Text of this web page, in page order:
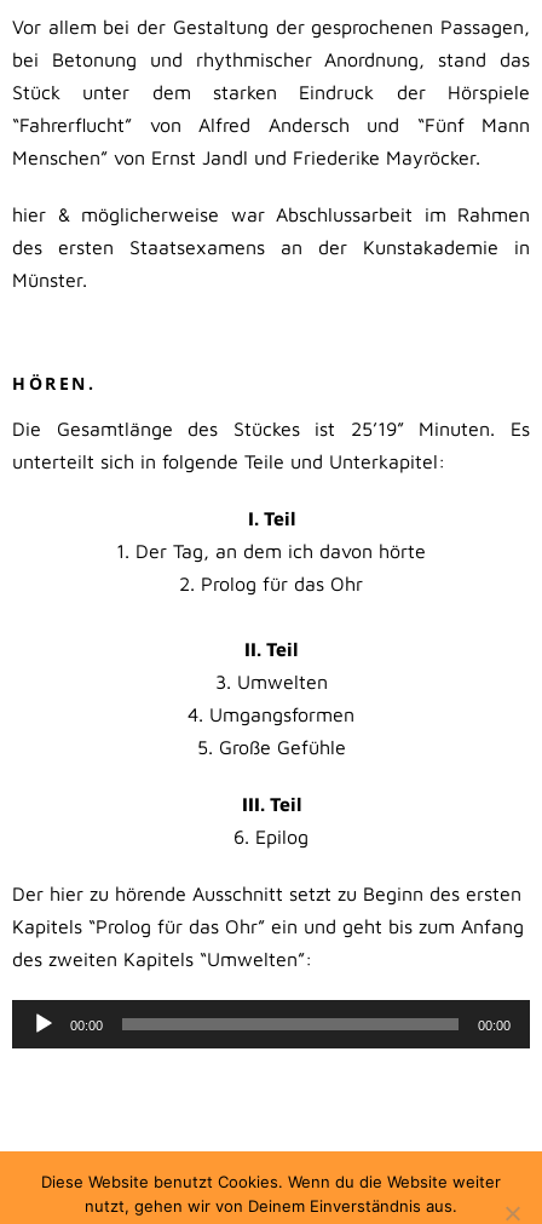
Vor allem bei der Gestaltung der gesprochenen Passagen,
bei Betonung und rhythmischer Anordnung, stand das
Stück unter dem starken Eindruck der Hörspiele
“Fahrerflucht” von Alfred Andersch und “Fünf Mann
Menschen” von Ernst Jandl und Friederike Mayröcker.
hier & möglicherweise war Abschlussarbeit im Rahmen
des ersten Staatsexamens an der Kunstakademie in
Münster.
HÖREN.
Die Gesamtlänge des Stückes ist 25’19” Minuten. Es
unterteilt sich in folgende Teile und Unterkapitel:
I. Teil
1. Der Tag, an dem ich davon hörte
2. Prolog für das Ohr
II. Teil
3. Umwelten
4. Umgangsformen
5. Große Gefühle
III. Teil
6. Epilog
Der hier zu hörende Ausschnitt setzt zu Beginn des ersten
Kapitels “Prolog für das Ohr” ein und geht bis zum Anfang
des zweiten Kapitels “Umwelten”:
Audio-
Player
00:00 00:00
© 2026klangband.de – Die Internetseite von Christian Gude.
Impressum.
Diese Website benutzt Cookies. Wenn du die Website weiter
nutzt, gehen wir von Deinem Einverständnis aus.